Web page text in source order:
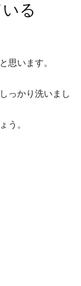
る
思います。
っかり洗いまし
う。